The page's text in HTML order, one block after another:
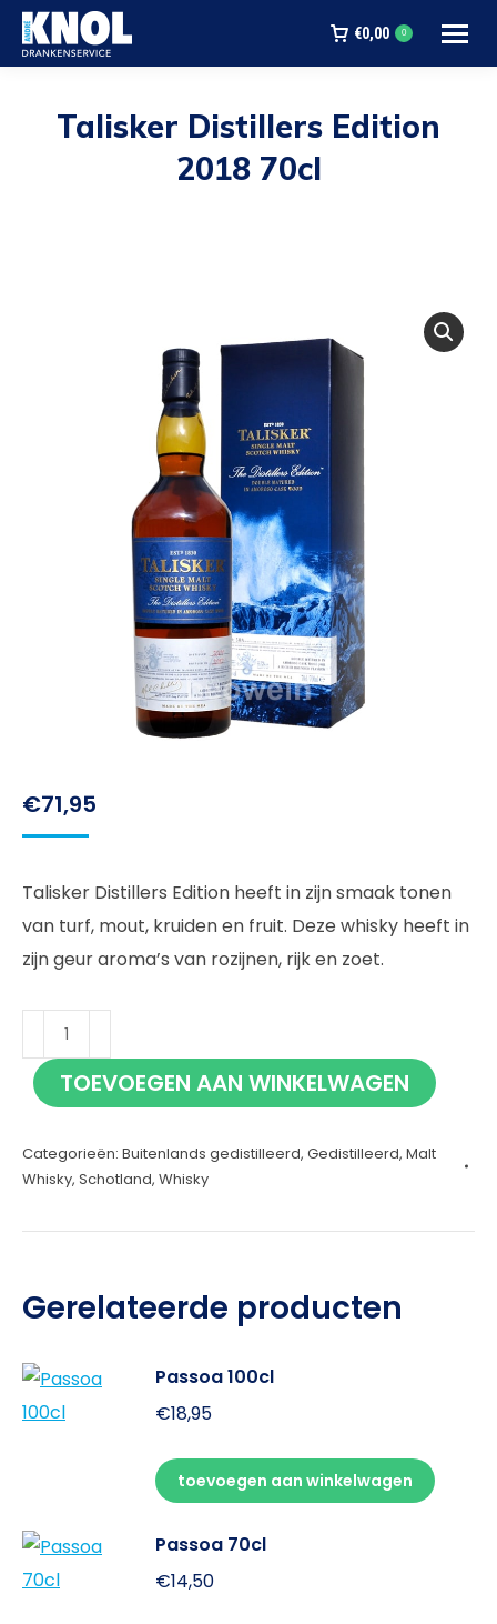
€0,00 0
Talisker Distillers Edition
2018 70cl
€71,95
Talisker Distillers Edition heeft in zijn smaak tonen
van turf, mout, kruiden en fruit. Deze whisky heeft in
zijn geur aroma’s van rozijnen, rijk en zoet.
Talisker
Distillers
Edition
70cl
aantal
TOEVOEGEN AAN WINKELWAGEN
Categorieën: Buitenlands gedistilleerd, Gedistilleerd, Malt
Whisky, Schotland, Whisky
Gerelateerde producten
Passoa 100cl
€18,95
toevoegen aan winkelwagen
Passoa 70cl
€14,50